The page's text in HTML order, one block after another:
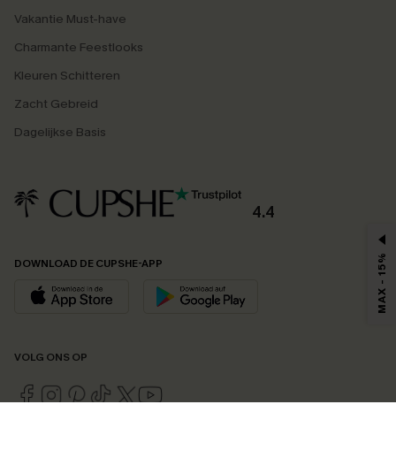
Vakantie Must-have
Charmante Feestlooks
Kleuren Schitteren
Zacht Gebreid
Dagelijkse Basis
4.4
DOWNLOAD DE CUPSHE-APP
VOLG ONS OP
MAX - 15%